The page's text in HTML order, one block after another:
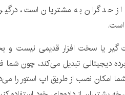
گران به مشتریان است، درگیر
است.
گیر یا سخت افزار قدیمی نیست و
دیجیتالی تبدیل می‌کند، چون شما
شما امکان نصب از طریق اپ استور را